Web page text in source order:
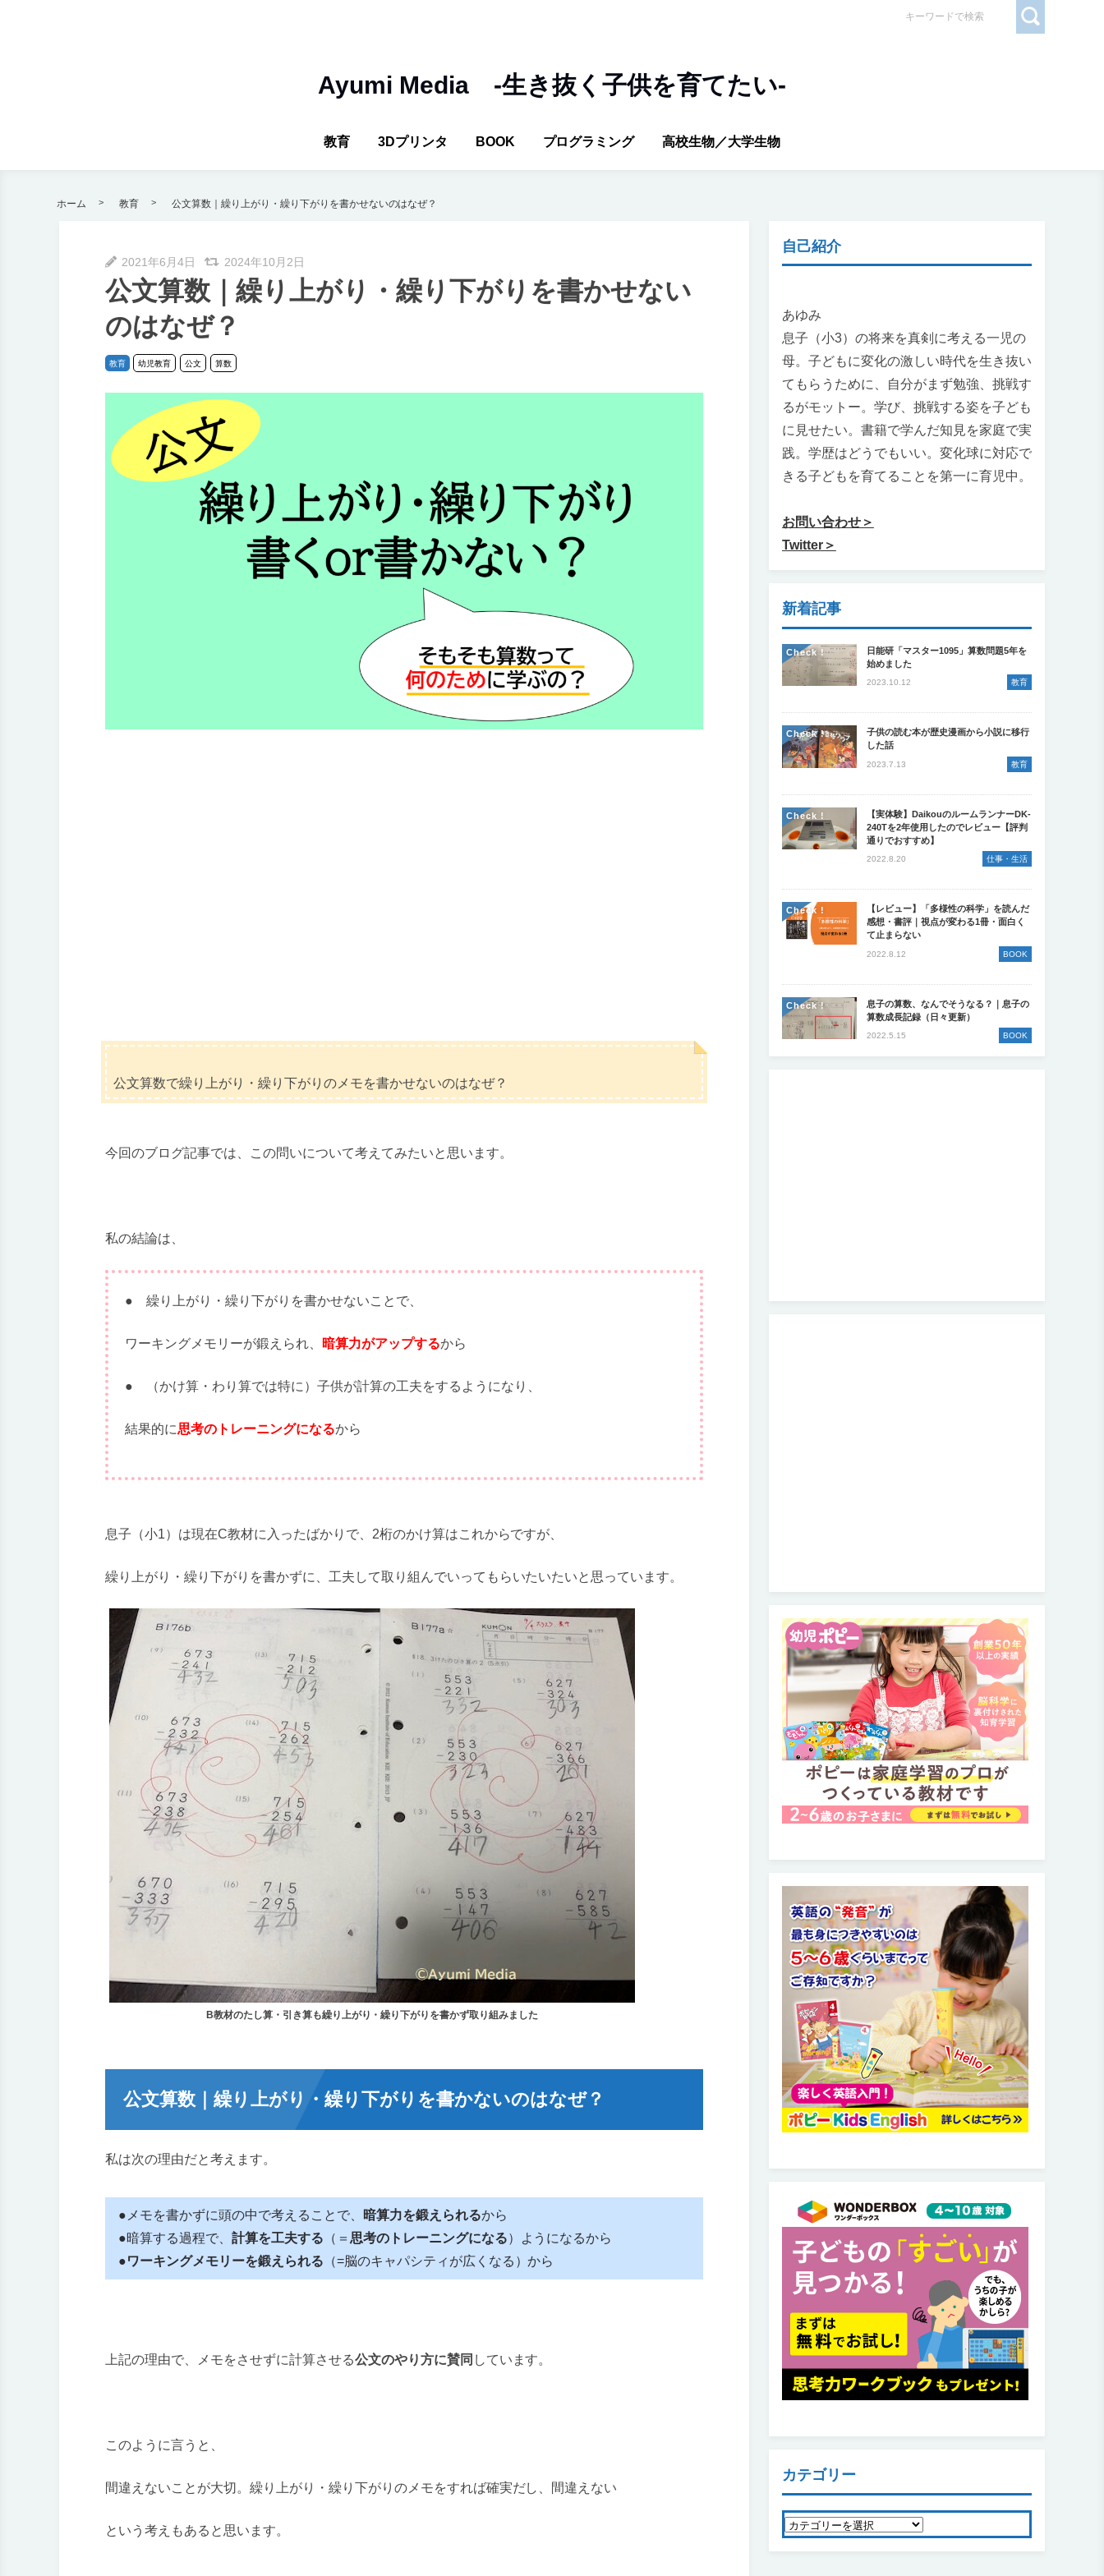
Ayumi Media -生き抜く子供を育てたい-
教育 3Dプリンタ BOOK プログラミング 高校生物／大学生物
ホーム 教育 公文算数｜繰り上がり・繰り下がりを書かせないのはなぜ？
2021年6月4日 2024年10月2日
公文算数｜繰り上がり・繰り下がりを書かせない
のはなぜ？
教育 幼児教育 公文 算数
公文算数で繰り上がり・繰り下がりのメモを書かせないのはなぜ？
今回のブログ記事では、この問いについて考えてみたいと思います。
私の結論は、
● 繰り上がり・繰り下がりを書かせないことで、
ワーキングメモリーが鍛えられ、 暗算力がアップするから
● （かけ算・わり算では特に）子供が計算の工夫をするようになり、
結果的に思考のトレーニングになるから
息子（小1）は現在C教材に入ったばかりで、2桁のかけ算はこれからですが、
繰り上がり・繰り下がりを書かずに、工夫して取り組んでいってもらいたいたいと思っています。
B教材のたし算・引き算も繰り上がり・繰り下がりを書かず取り組みました
公文算数｜繰り上がり・繰り下がりを書かないのはなぜ？
私は次の理由だと考えます。
●メモを書かずに頭の中で考えることで、 暗算力を鍛えられるから
●暗算する過程で、 計算を工夫する （＝ 思考のトレーニングになる）ようになるから
●ワーキングメモリーを鍛えられる （=脳のキャパシティが広くなる）から
上記の理由で、メモをさせずに計算させる公文のやり方に賛同 しています。
このように言うと、
間違えないことが大切。繰り上がり・繰り下がりのメモをすれば確実だし、間違えない
という考えもあると思います。
自己紹介
あゆみ
息子（小3）の将来を真剣に考える一児の
母。子どもに変化の激しい時代を生き抜い
てもらうために、自分がまず勉強、挑戦す
るがモットー。学び、挑戦する姿を子ども
に見せたい。書籍で学んだ知見を家庭で実
践。学歴はどうでもいい。変化球に対応で
きる子どもを育てることを第一に育児中。
お問い合わせ＞
Twitter＞
新着記事
Check !
日能研「マスター1095」算数問題5年を
始めました
2023.10.12 教育
Check !
子供の読む本が歴史漫画から小説に移行
した話
2023.7.13 教育
Check !
【実体験】DaikouのルームランナーDK-
240Tを2年使用したのでレビュー【評判
通りでおすすめ】
2022.8.20 仕事・生活
Check !
【レビュー】「多様性の科学」を読んだ
感想・書評｜視点が変わる1冊・面白く
て止まらない
2022.8.12 BOOK
Check !
息子の算数、なんでそうなる？｜息子の
算数成長記録（日々更新）
2022.5.15 BOOK
カテゴリー
カ